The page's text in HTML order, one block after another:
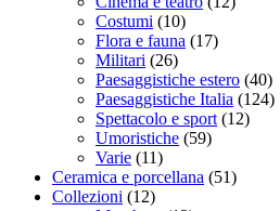
Costumi (10)
Flora e fauna (17)
Militari (26)
Paesaggistiche estero (40)
Paesaggistiche Italia (124)
Spettacolo e sport (12)
Umoristiche (59)
Varie (11)
Ceramica e porcellana (51)
Collezioni (12)